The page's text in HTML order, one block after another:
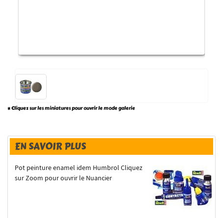
* Cliquez sur les miniatures pour ouvrir le mode galerie
EN SAVOIR PLUS
Pot peinture enamel idem Humbrol Cliquez
sur Zoom pour ouvrir le Nuancier